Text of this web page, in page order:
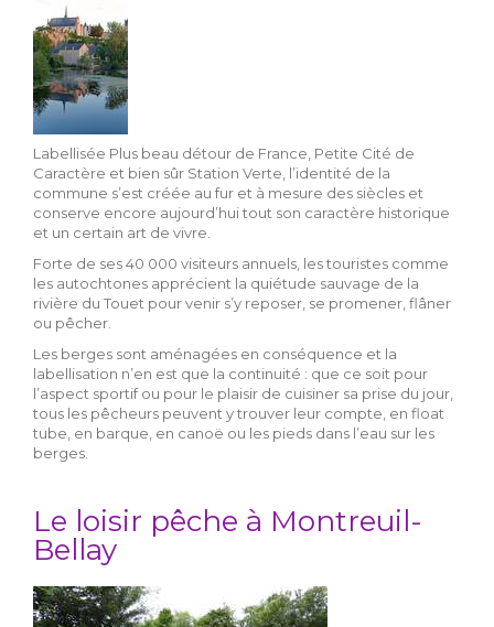
Labellisée Plus beau détour de France, Petite Cité de
Caractère et bien sûr Station Verte, l’identité de la
commune s’est créée au fur et à mesure des siècles et
conserve encore aujourd’hui tout son caractère historique
et un certain art de vivre.
Forte de ses 40 000 visiteurs annuels, les touristes comme
les autochtones apprécient la quiétude sauvage de la
rivière du Touet pour venir s’y reposer, se promener, flâner
ou pêcher.
Les berges sont aménagées en conséquence et la
labellisation n’en est que la continuité : que ce soit pour
l’aspect sportif ou pour le plaisir de cuisiner sa prise du jour,
tous les pêcheurs peuvent y trouver leur compte, en float
tube, en barque, en canoë ou les pieds dans l’eau sur les
berges.
Le loisir pêche à Montreuil-
Bellay